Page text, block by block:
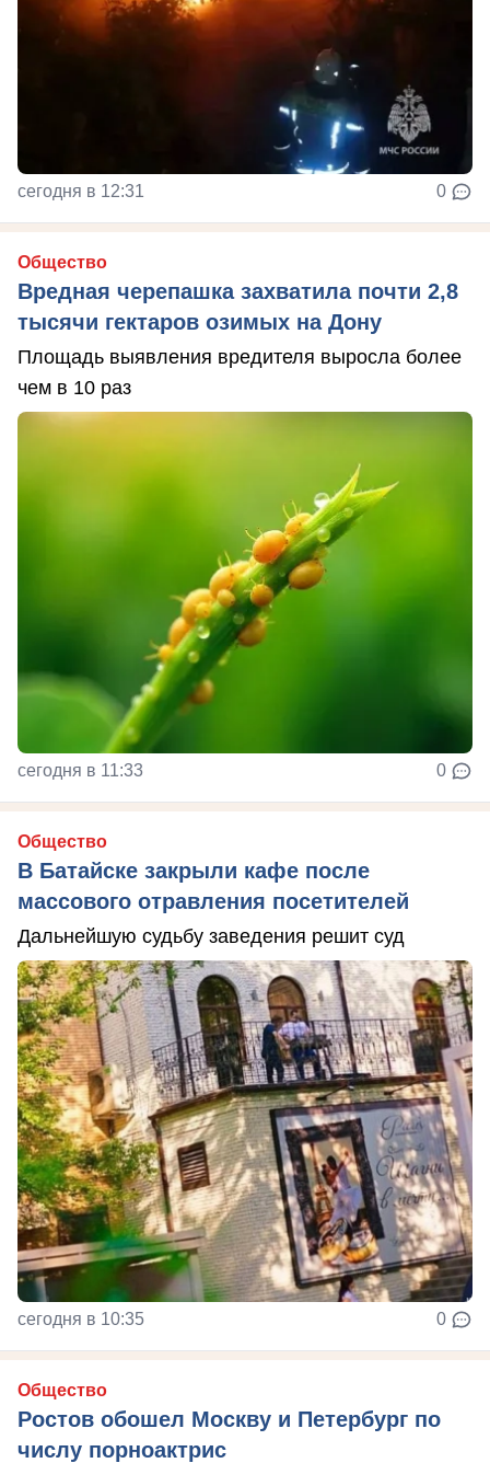
сегодня в 12:31 0
Общество
Вредная черепашка захватила почти 2,8
тысячи гектаров озимых на Дону
Площадь выявления вредителя выросла более
чем в 10 раз
сегодня в 11:33 0
Общество
В Батайске закрыли кафе после
массового отравления посетителей
Дальнейшую судьбу заведения решит суд
сегодня в 10:35 0
Общество
Ростов обошел Москву и Петербург по
числу порноактрис